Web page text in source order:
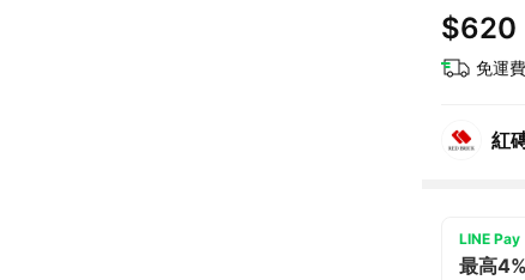
$620
免運費
紅
LINE Pay
最高4%